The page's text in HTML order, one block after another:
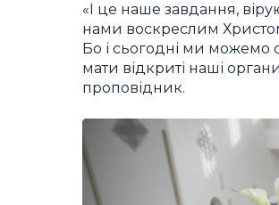
«І це наше завдання,
нами воскреслим
Бо і сьогодні ми можемо
мати відкриті наші
проповідник.